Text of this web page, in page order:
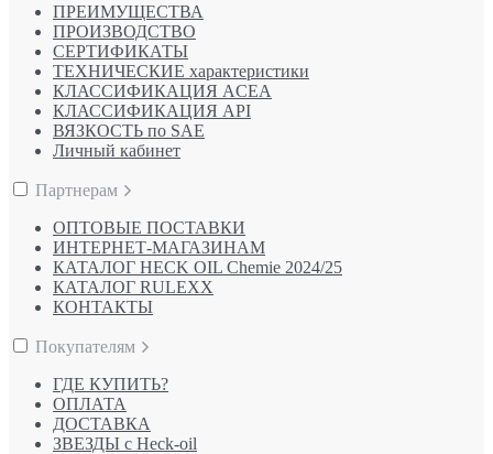
ПРЕИМУЩЕСТВА
ПРОИЗВОДСТВО
СЕРТИФИКАТЫ
ТЕХНИЧЕСКИЕ характеристики
КЛАССИФИКАЦИЯ ACEA
КЛАССИФИКАЦИЯ API
ВЯЗКОСТЬ по SAE
Личный кабинет
Партнерам
ОПТОВЫЕ ПОСТАВКИ
ИНТЕРНЕТ-МАГАЗИНАМ
КАТАЛОГ HECK OIL Chemie 2024/25
КАТАЛОГ RULEXX
КОНТАКТЫ
Покупателям
ГДЕ КУПИТЬ?
ОПЛАТА
ДОСТАВКА
ЗВЕЗДЫ с Heck-oil